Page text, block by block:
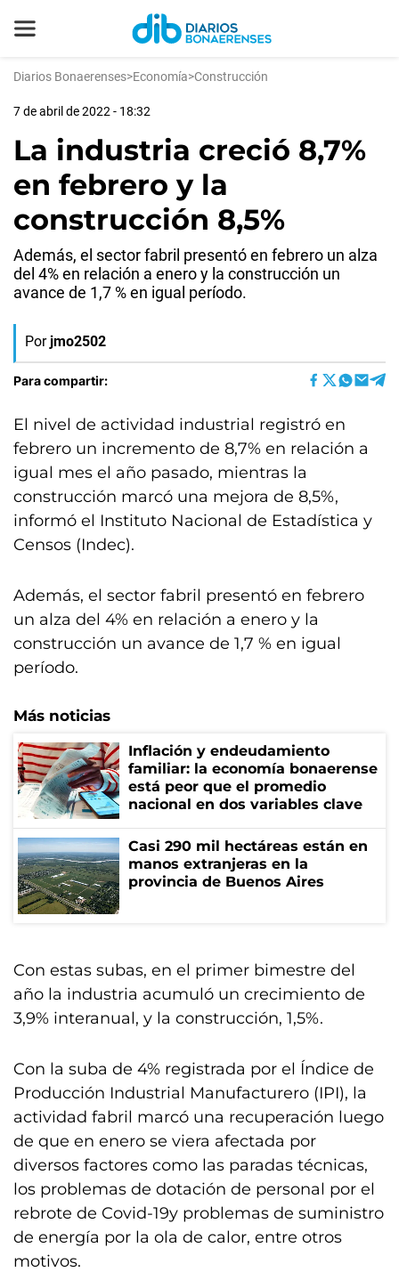
Diarios Bonaerenses>Economía>Construcción
7 de abril de 2022 - 18:32
La industria creció 8,7%
en febrero y la
construcción 8,5%
Además, el sector fabril presentó en febrero un alza
del 4% en relación a enero y la construcción un
avance de 1,7 % en igual período.
Por jmo2502
Para compartir:
El nivel de actividad industrial registró en
febrero un incremento de 8,7% en relación a
igual mes el año pasado, mientras la
construcción marcó una mejora de 8,5%,
informó el Instituto Nacional de Estadística y
Censos (Indec).
Además, el sector fabril presentó en febrero
un alza del 4% en relación a enero y la
construcción un avance de 1,7 % en igual
período.
Más noticias
Inflación y endeudamiento
familiar: la economía bonaerense
está peor que el promedio
nacional en dos variables clave
Casi 290 mil hectáreas están en
manos extranjeras en la
provincia de Buenos Aires
Con estas subas, en el primer bimestre del
año la industria acumuló un crecimiento de
3,9% interanual, y la construcción, 1,5%.
Con la suba de 4% registrada por el Índice de
Producción Industrial Manufacturero (IPI), la
actividad fabril marcó una recuperación luego
de que en enero se viera afectada por
diversos factores como las paradas técnicas,
los problemas de dotación de personal por el
rebrote de Covid-19y problemas de suministro
de energía por la ola de calor, entre otros
motivos.